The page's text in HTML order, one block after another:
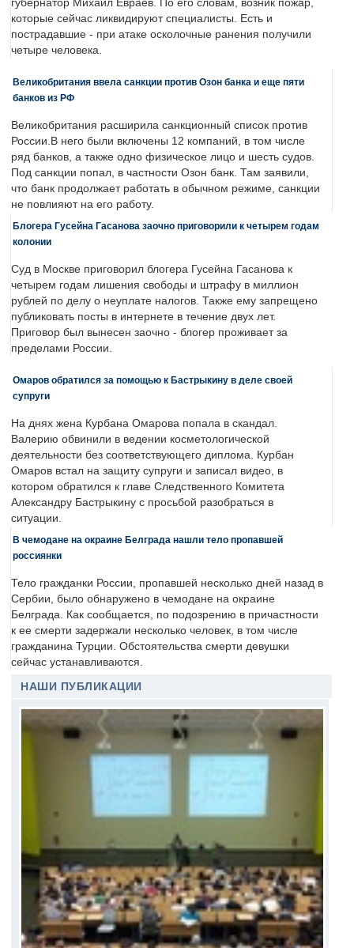
губернатор Михаил Евраев. По его словам, возник пожар,
которые сейчас ликвидируют специалисты. Есть и
пострадавшие - при атаке осколочные ранения получили
четыре человека.
Великобритания ввела санкции против Озон банка и еще пяти
банков из РФ
Великобритания расширила санкционный список против
России.В него были включены 12 компаний, в том числе
ряд банков, а также одно физическое лицо и шесть судов.
Под санкции попал, в частности Озон банк. Там заявили,
что банк продолжает работать в обычном режиме, санкции
не повлияют на его работу.
Блогера Гусейна Гасанова заочно приговорили к четырем годам
колонии
Суд в Москве приговорил блогера Гусейна Гасанова к
четырем годам лишения свободы и штрафу в миллион
рублей по делу о неуплате налогов. Также ему запрещено
публиковать посты в интернете в течение двух лет.
Приговор был вынесен заочно - блогер проживает за
пределами России.
Омаров обратился за помощью к Бастрыкину в деле своей
супруги
На днях жена Курбана Омарова попала в скандал.
Валерию обвинили в ведении косметологической
деятельности без соответствующего диплома. Курбан
Омаров встал на защиту супруги и записал видео, в
котором обратился к главе Следственного Комитета
Александру Бастрыкину с просьбой разобраться в
ситуации.
В чемодане на окраине Белграда нашли тело пропавшей
россиянки
Тело гражданки России, пропавшей несколько дней назад в
Сербии, было обнаружено в чемодане на окраине
Белграда. Как сообщается, по подозрению в причастности
к ее смерти задержали несколько человек, в том числе
гражданина Турции. Обстоятельства смерти девушки
сейчас устанавливаются.
НАШИ ПУБЛИКАЦИИ